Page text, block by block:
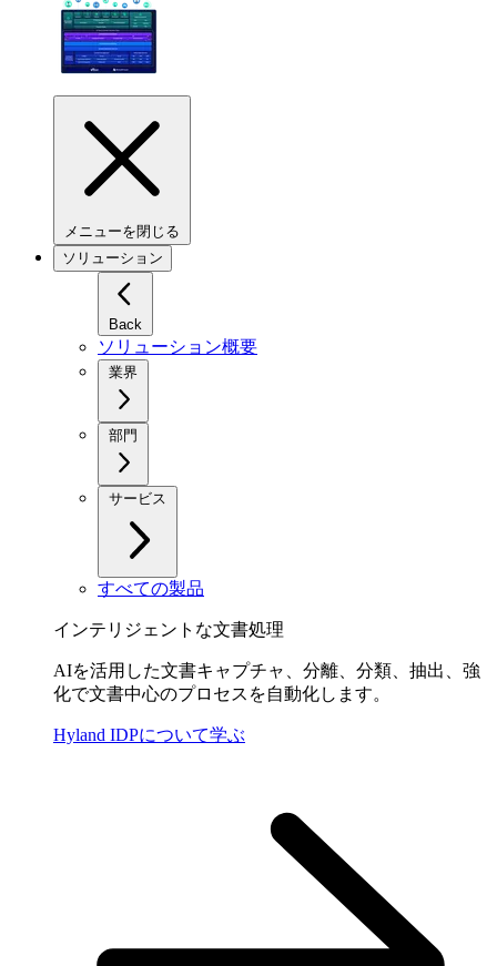
メニューを閉じる
ソリューション
Back
ソリューション概要
業界
部門
サービス
すべての製品
インテリジェントな文書処理
AIを活用した文書キャプチャ、分離、分類、抽出、強
化で文書中心のプロセスを自動化します。
Hyland IDPについて学ぶ